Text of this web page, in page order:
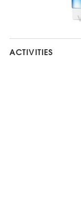
ACTIVITIES